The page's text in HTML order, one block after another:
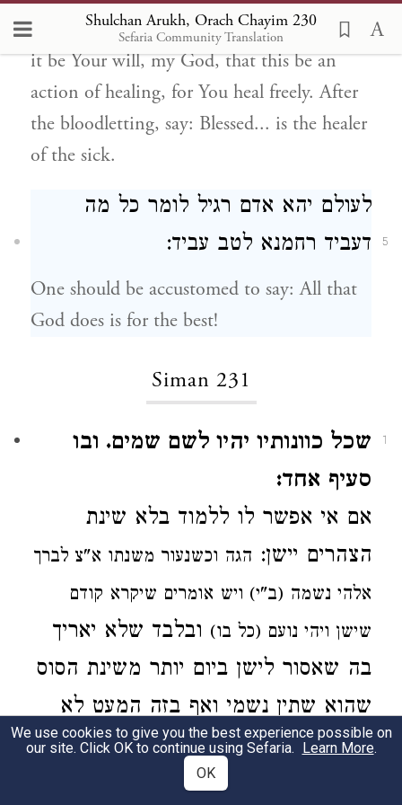
Shulchan Arukh, Orach Chayim 230
Sefaria Community Translation
One who goes to let blood should say: May
it be Your will, my God, that this be an
action of healing, for You heal freely. After
the bloodletting, say: Blessed... is the healer
of the sick.
5
לעולם יהא אדם רגיל לומר כל מה
דעביד רחמנא לטב עביד:
One should be accustomed to say: All that
God does is for the best!
Siman 231
1
שכל כוונותיו יהיו לשם שמים. ובו
סעיף אחד:
אם אי אפשר לו ללמוד בלא שינת
הצהרים יישן: הגה וכשנעור משנתו א"צ לברך
אלהי נשמה (ב"י) ויש אומרים שיקרא קודם
שישן ויהי נועם (כל בו) ובלבד שלא יאריך
בה שאסור לישן ביום יותר משינת הסוס
שהוא שתין נשמיואף בזה המעט לא
תהא כוונתו להנאת גופו אלא להחזיק
גופו לעבודת הש"י וכן בכל מה שיהנה
We use cookies to give you the best experience possible on
our site. Click OK to continue using Sefaria. Learn More.
OK